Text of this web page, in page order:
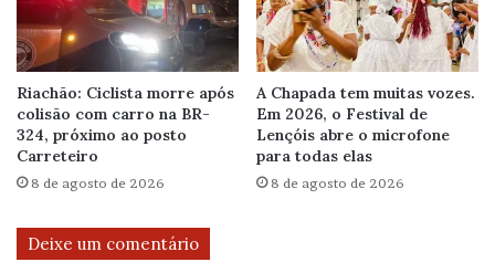
Riachão: Ciclista morre após
colisão com carro na BR-
324, próximo ao posto
Carreteiro
8 de agosto de 2026
A Chapada tem muitas vozes.
Em 2026, o Festival de
Lençóis abre o microfone
para todas elas
8 de agosto de 2026
Deixe um comentário